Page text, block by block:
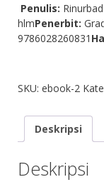
Penulis: Rinurbad
hlmPenerbit:
9786028260831
SKU: ebook-2
Deskripsi
Deskripsi